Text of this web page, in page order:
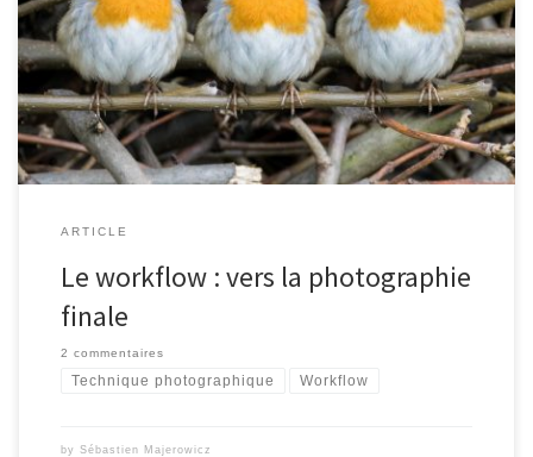
[…]
ARTICLE
Le workflow : vers la photographie
finale
2 commentaires
Technique photographique Workflow
by Sébastien Majerowicz